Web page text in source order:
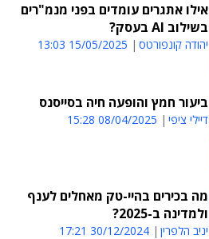
אילו אתגרים עומדים בפני מנמ"רים
בשילוב AI בעסק?
יהודה קונפורטס 15/05/2025 13:03
ביעור חמץ והופעה חיה בסייסנס
דיילי ציפי 08/04/2025 15:28
מה בכירים בהיי-טק מאחלים לענף
ולמדינה ב-2025?
יניב הלפרין 30/12/2024 17:21